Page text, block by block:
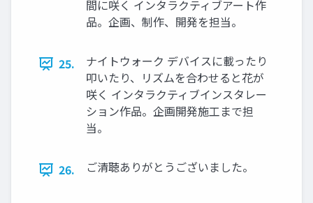
間に咲く インタラクティブアート作
品。企画、制作、開発を担当。
25.
ナイトウォーク デバイスに載ったり
叩いたり、リズムを合わせると花が
咲く インタラクティブインスタレー
ション作品。企画開発施工まで担
当。
26. ご清聴ありがとうございました。